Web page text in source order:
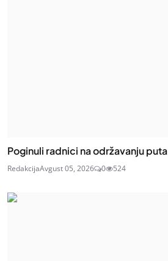
Poginuli radnici na održavanju puta
RedakcijaAvgust 05, 2026 0 524